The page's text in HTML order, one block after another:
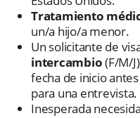
Tratamiento
un/a hijo/a menor.
Un solicitante de
intercambio(F/M/
fecha de inicio
para una entrevista.
Inesperada